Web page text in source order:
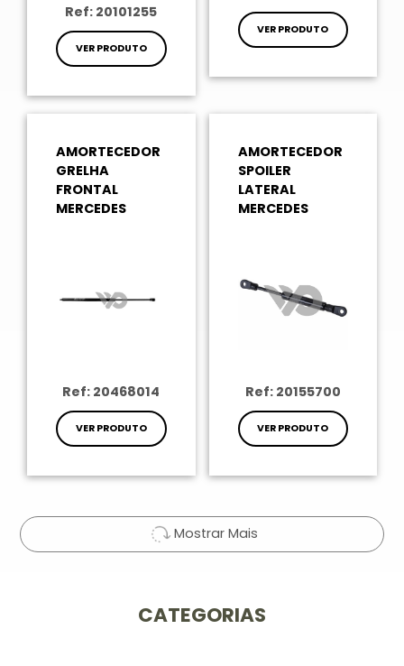
Ref: 20101255
VER PRODUTO
VER PRODUTO
AMORTECEDOR
GRELHA
FRONTAL
MERCEDES
Ref: 20468014
VER PRODUTO
AMORTECEDOR
SPOILER
LATERAL
MERCEDES
Ref: 20155700
VER PRODUTO
Mostrar Mais
CATEGORIAS